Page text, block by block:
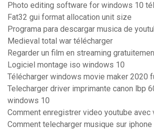
Photo editing software for windows 10
Fat32 gui format allocation unit size
Programa para descargar musica de
Medieval total war télécharger
Regarder un film en streaming
Logiciel montage iso windows 10
Télécharger windows movie maker 2020
Telecharger driver imprimante canon lbp
windows 10
Comment enregistrer video youtube avec
Comment telecharger musique sur